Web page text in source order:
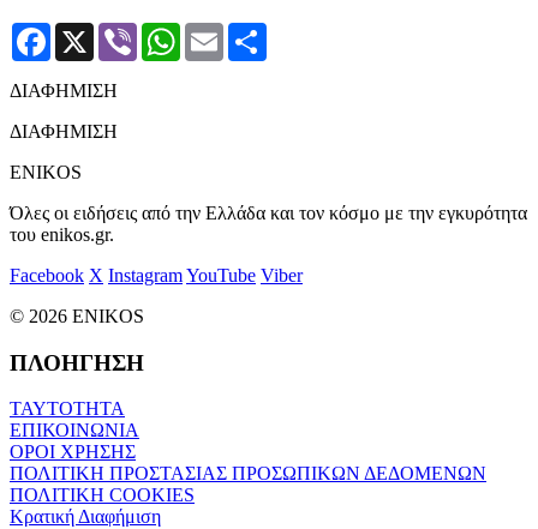
Facebook
X Viber WhatsApp
Email
ΔΙΑΦΗΜΙΣΗ
ΔΙΑΦΗΜΙΣΗ
ENIKOS
Όλες οι ειδήσεις από την Ελλάδα και τον κόσμο με την εγκυρότητα
του enikos.gr.
Facebook X InstagramYouTube Viber
© 2026 ENIKOS
ΠΛΟΗΓΗΣΗ
ΤΑΥΤΟΤΗΤΑ
ΕΠΙΚΟΙΝΩΝΙΑ
ΟΡΟΙ ΧΡΗΣΗΣ
ΠΟΛΙΤΙΚΗ ΠΡΟΣΤΑΣΙΑΣ ΠΡΟΣΩΠΙΚΩΝ ΔΕΔΟΜΕΝΩΝ
ΠΟΛΙΤΙΚΗ COOKIES
Κρατική Διαφήμιση